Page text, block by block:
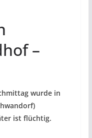
–
wurde in
ist flüchtig.